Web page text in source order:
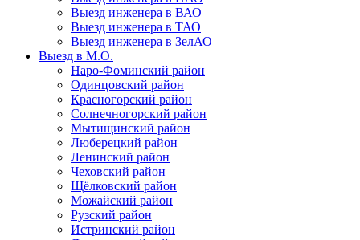
Выезд инженера в ВАО
Выезд инженера в ТАО
Выезд инженера в ЗелАО
Выезд в М.О.
Наро-Фоминский район
Одинцовский район
Красногорский район
Солнечногорский район
Мытищинский район
Люберецкий район
Ленинский район
Чеховский район
Щёлковский район
Можайский район
Рузский район
Истринский район